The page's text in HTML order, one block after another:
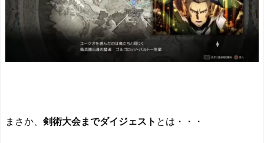
まさか、 剣術大会までダイジェスト とは・・・